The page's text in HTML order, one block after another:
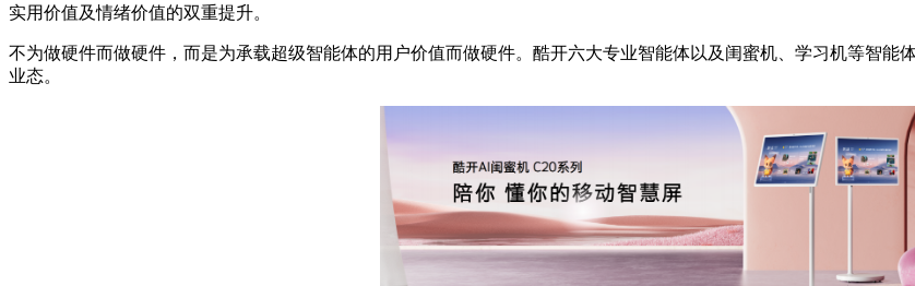
实用价值及情绪价值的双重提升。
不为做硬件而做硬件，而是为承载超级智能体的用户价值而做硬件。酷开六大专业智能体以及闺蜜机、学习机等智
业态。